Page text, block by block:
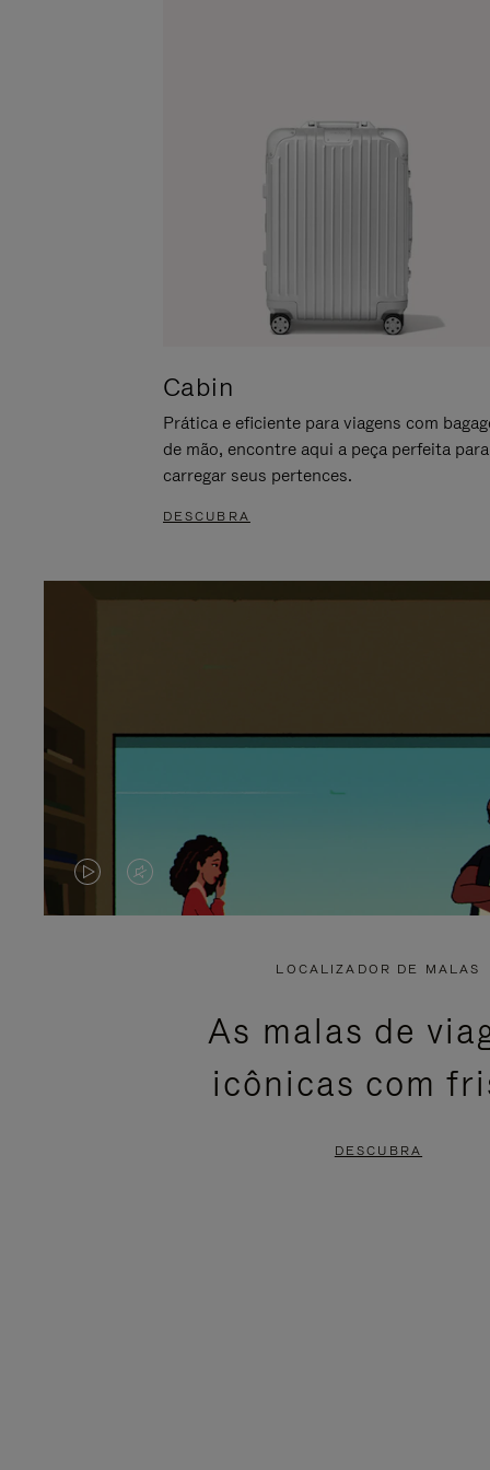
Cabin
Prática e eficiente para viagens com
de mão, encontre aqui a peça perfeita para
carregar seus pertences.
DESCUBRA
O
PAUSADO,
PRESSIONE
O
SOM.
LOCALIZADOR DE MALAS
As malas de
icônicas com
DESCUBRA